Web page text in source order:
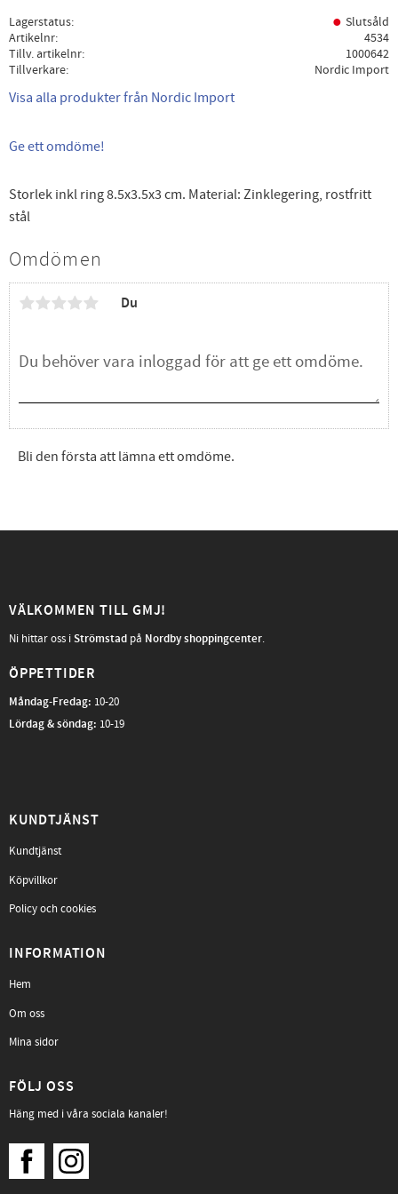
Lagerstatus
Slutsåld
Artikelnr
4534
Tillv. artikelnr
1000642
Tillverkare
Nordic Import
Visa alla produkter från Nordic Import
Ge ett omdöme!
Storlek inkl ring 8.5x3.5x3 cm. Material: Zinklegering, rostfritt
stål
Omdömen
Du
Bli den första att lämna ett omdöme.
VÄLKOMMEN TILL GMJ!
Ni hittar oss iStrömstad på Nordby shoppingcenter.
ÖPPETTIDER
Måndag-Fredag: 10-20
Lördag & söndag: 10-19
KUNDTJÄNST
Kundtjänst
Köpvillkor
Policy och cookies
INFORMATION
Hem
Om oss
Mina sidor
FÖLJ OSS
Häng med i våra sociala kanaler!